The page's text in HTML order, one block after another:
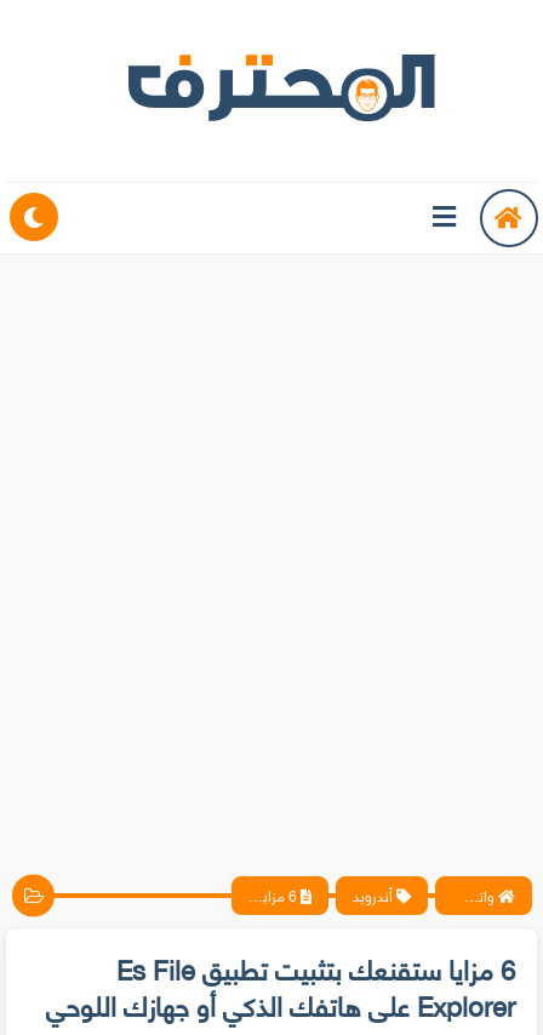
واتس آب ، فيسبوك ، أنترنت ، شروحات تقنية حصرية - المحترف أندرويد 6 مزايا ستقنعك بتثبيت تطبيق Es File Explorer على هاتفك الذكي أو جهازك اللوحي
6 مزايا ستقنعك بتثبيت تطبيق Es File
Explorer على هاتفك الذكي أو جهازك اللوحي